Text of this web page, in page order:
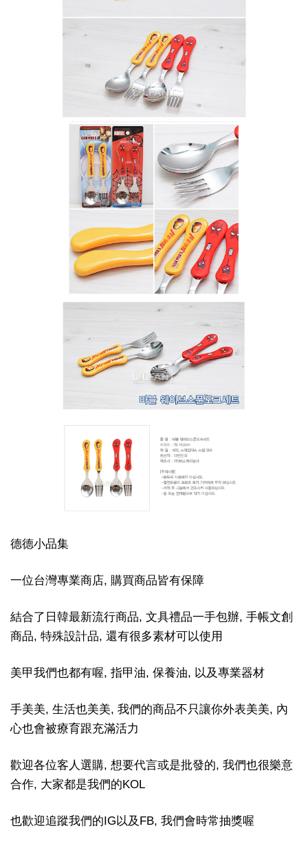
德德小品集
一位台灣專業商店, 購買商品皆有保障
結合了日韓最新流行商品, 文具禮品一手包辦, 手帳文創
商品, 特殊設計品, 還有很多素材可以使用
美甲我們也都有喔, 指甲油, 保養油, 以及專業器材
手美美, 生活也美美, 我們的商品不只讓你外表美美, 內
心也會被療育跟充滿活力
歡迎各位客人選購, 想要代言或是批發的, 我們也很樂意
合作, 大家都是我們的KOL
也歡迎追蹤我們的IG以及FB, 我們會時常抽獎喔